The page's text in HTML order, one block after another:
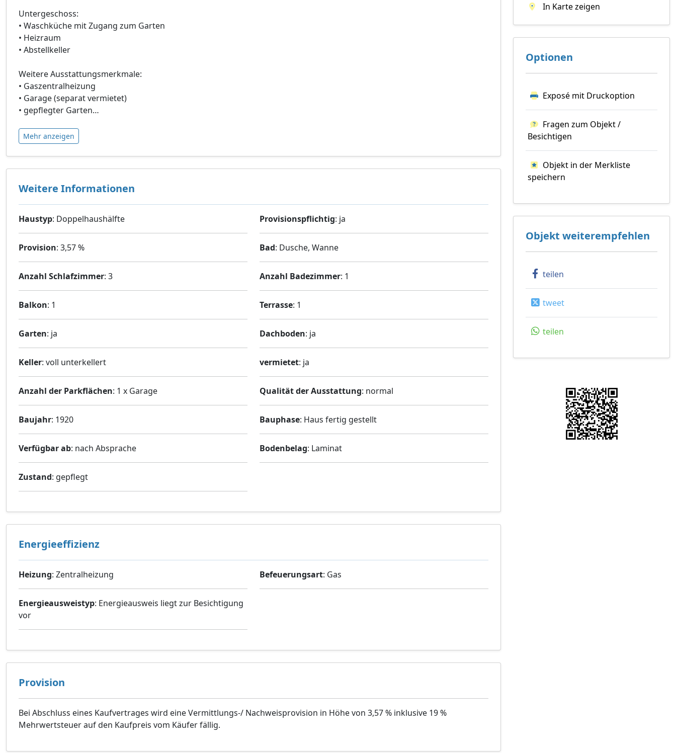
Untergeschoss:
• Waschküche mit Zugang zum Garten
• Heizraum
• Abstellkeller
Weitere Ausstattungsmerkmale:
• Gaszentralheizung
• Garage (separat vermietet)
• gepflegter Garten…
Mehr anzeigen
Weitere Informationen
Haustyp: Doppelhaushälfte Provisionspflichtig: ja
Provision: 3,57 % Bad: Dusche, Wanne
Anzahl Schlafzimmer: 3 Anzahl Badezimmer: 1
Balkon: 1 Terrasse: 1
Garten: ja Dachboden: ja
Keller: voll unterkellert vermietet: ja
Anzahl der Parkflächen: 1 x Garage Qualität der Ausstattung: normal
Baujahr: 1920 Bauphase: Haus fertig gestellt
Verfügbar ab: nach Absprache Bodenbelag: Laminat
Zustand: gepflegt
Energieeffizienz
Heizung: Zentralheizung Befeuerungsart: Gas
Energieausweistyp: Energieausweis liegt zur Besichtigung
vor
Provision
Bei Abschluss eines Kaufvertrages wird eine Vermittlungs-/ Nachweisprovision in Höhe von 3,57 % inklusive 19 %
Mehrwertsteuer auf den Kaufpreis vom Käufer fällig.
In Karte zeigen
Optionen
Exposé mit Druckoption
Fragen zum Objekt /
Besichtigen
Objekt in der Merkliste
speichern
Objekt weiterempfehlen
teilen
tweet
teilen